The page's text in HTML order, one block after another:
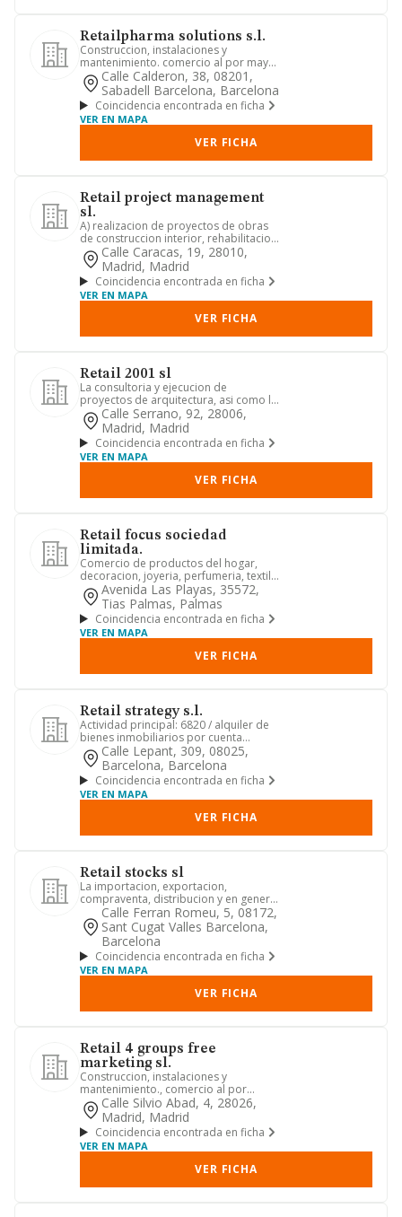
Retailpharma solutions s.l.
Construccion, instalaciones y
mantenimiento. comercio al por mayor
y al por menor. distribucion com...
Calle Calderon, 38, 08201,
Sabadell Barcelona, Barcelona
Coincidencia encontrada en ficha
VER EN MAPA
VER FICHA
Retail project management
sl.
A) realizacion de proyectos de obras
de construccion interior, rehabilitacion
y desarrollo de las m...
Calle Caracas, 19, 28010,
Madrid, Madrid
Coincidencia encontrada en ficha
VER EN MAPA
VER FICHA
Retail 2001 sl
La consultoria y ejecucion de
proyectos de arquitectura, asi como la
coordinacion de obras a realiz...
Calle Serrano, 92, 28006,
Madrid, Madrid
Coincidencia encontrada en ficha
VER EN MAPA
VER FICHA
Retail focus sociedad
limitada.
Comercio de productos del hogar,
decoracion, joyeria, perfumeria, textil,
peleteria, complementos d...
Avenida Las Playas, 35572,
Tias Palmas, Palmas
Coincidencia encontrada en ficha
VER EN MAPA
VER FICHA
Retail strategy s.l.
Actividad principal: 6820 / alquiler de
bienes inmobiliarios por cuenta
propia. otras actividades: ...
Calle Lepant, 309, 08025,
Barcelona, Barcelona
Coincidencia encontrada en ficha
VER EN MAPA
VER FICHA
Retail stocks sl
La importacion, exportacion,
compraventa, distribucion y en general
comercializacion de todo tipo d...
Calle Ferran Romeu, 5, 08172,
Sant Cugat Valles Barcelona,
Barcelona
Coincidencia encontrada en ficha
VER EN MAPA
VER FICHA
Retail 4 groups free
marketing sl.
Construccion, instalaciones y
mantenimiento., comercio al por
mayor y al por menor. distribucion co...
Calle Silvio Abad, 4, 28026,
Madrid, Madrid
Coincidencia encontrada en ficha
VER EN MAPA
VER FICHA